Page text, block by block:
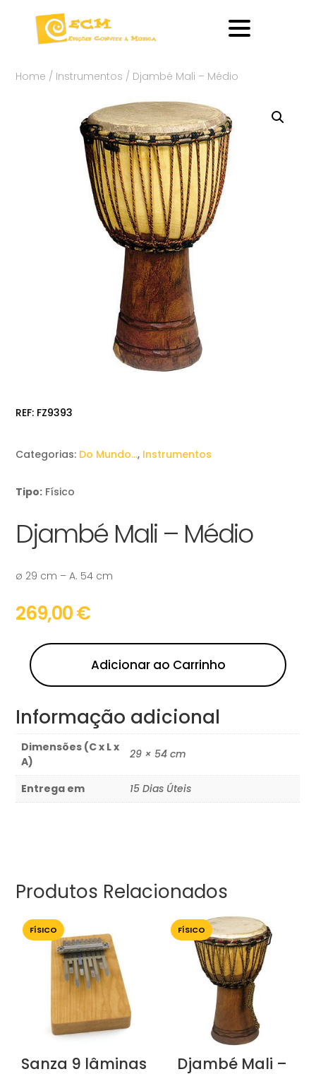
Home / Instrumentos / Djambé Mali – Médio
REF: FZ9393
Categorias: Do Mundo…, Instrumentos
Tipo: Físico
Djambé Mali – Médio
ø 29 cm – A. 54 cm
269,00€
Adicionar ao Carrinho
Informação adicional
Dimensões (C x L x
A)
29 × 54 cm
Entrega em 15 Dias Úteis
Produtos Relacionados
FÍSICO
Sanza 9 lâminas
FÍSICO
Djambé Mali –